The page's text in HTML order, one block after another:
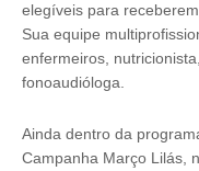
elegíveis para
Sua equipe
enfermeiros,
fonoaudióloga.
Ainda dentro da
Campanha Março Lilás,